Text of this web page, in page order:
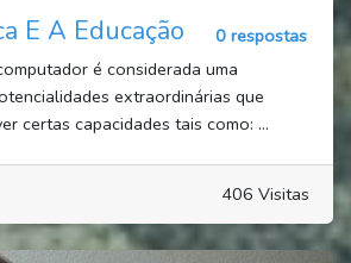
E A Educação
0 respostas
é considerada uma
extraordinárias que
certas capacidades tais como: ...
406 Visitas